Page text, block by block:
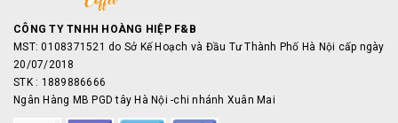
CÔNG TY TNHH HOÀNG HIỆP F&B
MST: 0108371521 do Sở Kế Hoạch và Đầu Tư Thành Phố Hà Nội cấp ngày
20/07/2018
STK : 1889886666
Ngân Hàng MB PGD tây Hà Nội -chi nhánh Xuân Mai